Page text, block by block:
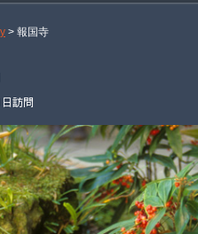
> 報国寺
訪問